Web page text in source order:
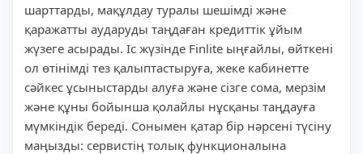
шарттарды, мақұлдау туралы шешімді және
қаражатты аударуды таңдаған кредиттік ұйым
жүзеге асырады. Іс жүзінде Finlite ыңғайлы, өйткені
ол өтінімді тез қалыптастыруға, жеке кабинетте
сәйкес ұсыныстарды алуға және сізге сома, мерзім
және құны бойынша қолайлы нұсқаны таңдауға
мүмкіндік береді. Сонымен қатар бір нәрсені түсіну
маңызды: сервистің толық функционалына